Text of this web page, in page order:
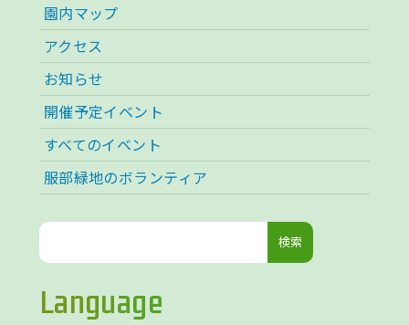
園内マップ
アクセス
お知らせ
開催予定イベント
すべてのイベント
服部緑地のボランティア
検
Language